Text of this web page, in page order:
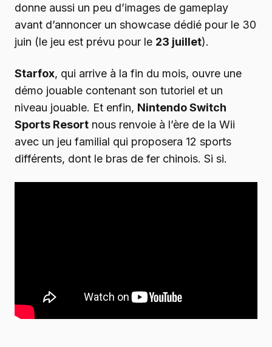
donne aussi un peu d’images de gameplay
avant d’annoncer un showcase dédié pour le 30
juin (le jeu est prévu pour le 23 juillet).
Starfox, qui arrive à la fin du mois, ouvre une
démo jouable contenant son tutoriel et un
niveau jouable. Et enfin, Nintendo Switch
Sports Resort nous renvoie à l’ère de la Wii
avec un jeu familial qui proposera 12 sports
différents, dont le bras de fer chinois. Si si.